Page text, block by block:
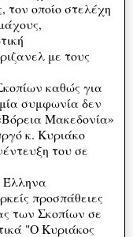
οποίο στελέχη
με τους
καθώς για
συμφωνία δεν
Μακεδονία»
κ. Κυριάκο
του σε
Έλληνα
προσπάθειες
των Σκοπίων σε
"Ο Κυριάκος